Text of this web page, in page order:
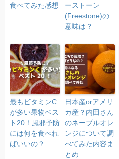
食べてみた感想
ーストーン
(Freestone)の
意味は？
最もビタミンC
が多い果物ベス
ト20！風邪予防
には何を食べれ
ばいいの？
日本産orアメリ
カ産？内田さん
のネーブルオレ
ンジについて調
べてみた内容ま
とめ